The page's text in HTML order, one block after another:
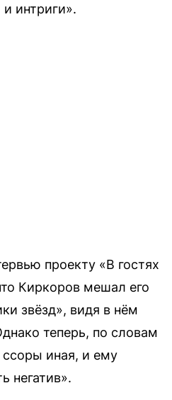
интриги».
проекту «В гостях
Киркоров мешал его
звёзд», видя в нём
теперь, по словам
ссоры иная, и ему
негатив».